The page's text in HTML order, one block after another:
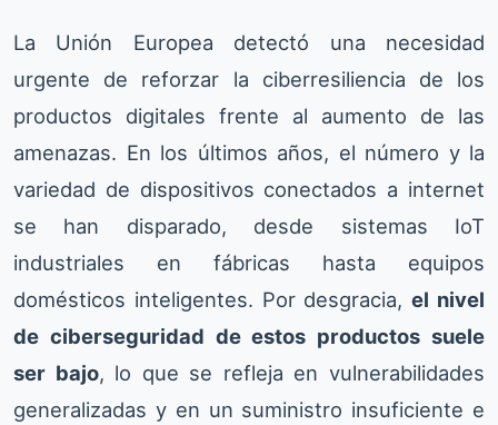
La Unión Europea detectó una necesidad
urgente de reforzar la ciberresiliencia de los
productos digitales frente al aumento de las
amenazas. En los últimos años, el número y la
variedad de dispositivos conectados a internet
se han disparado, desde sistemas IoT
industriales en fábricas hasta equipos
domésticos inteligentes. Por desgracia,el nivel
de ciberseguridad de estos productos suele
ser bajo, lo que se refleja en vulnerabilidades
generalizadas y en un suministro insuficiente e